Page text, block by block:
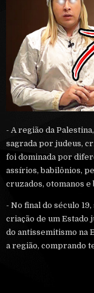
- A região da
sagrada por judeus,
foi dominada por
assírios, babilônios,
cruzados, otomanos e
- No final do século
criação de um Estado
do antissemitismo na
a região, comprando